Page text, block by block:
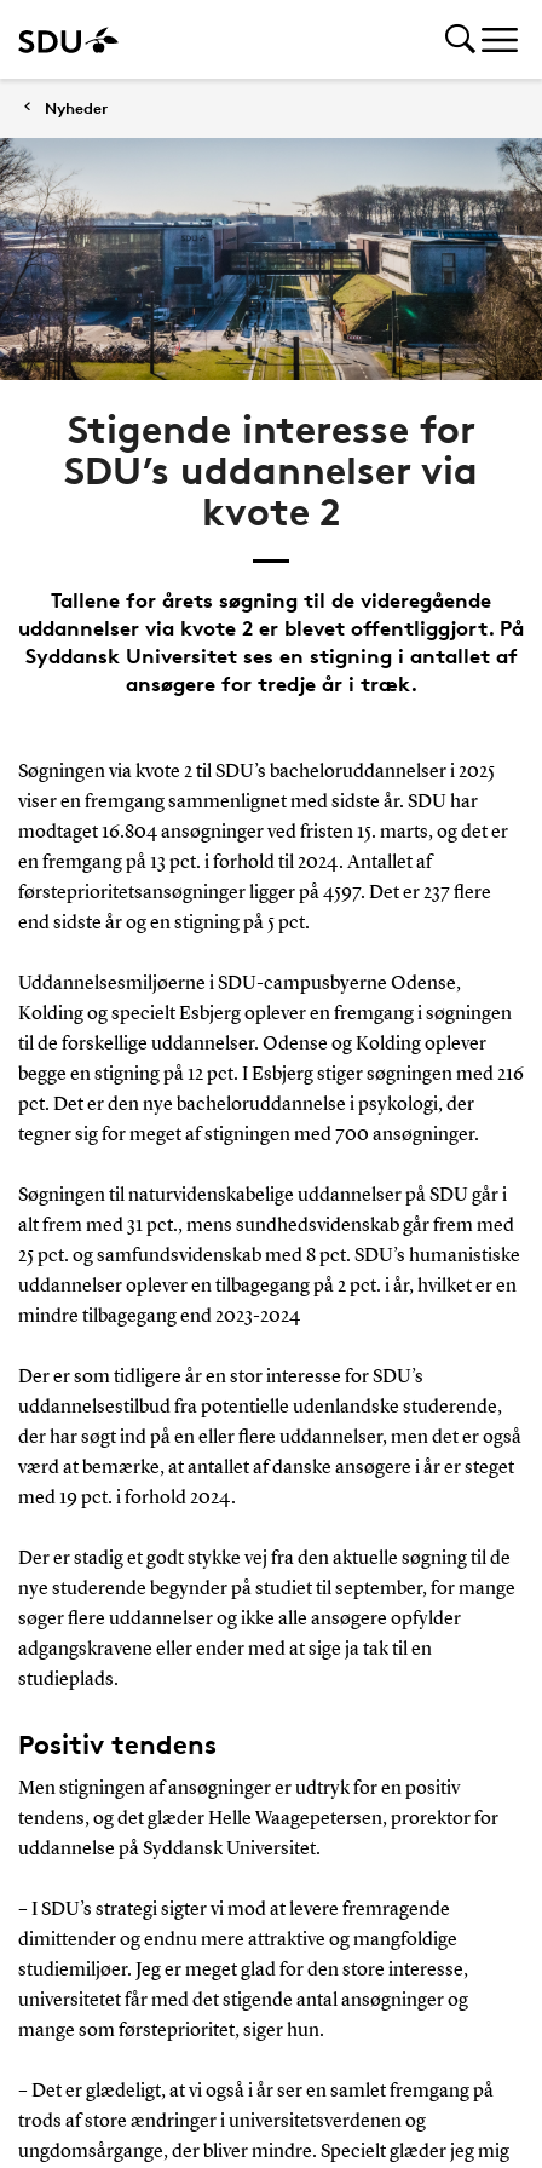
Nyheder
Stigende interesse for
SDU’s uddannelser via
kvote 2
Tallene for årets søgning til de videregående
uddannelser via kvote 2 er blevet offentliggjort. På
Syddansk Universitet ses en stigning i antallet af
ansøgere for tredje år i træk.
Søgningen via kvote 2 til SDU’s bacheloruddannelser i 2025
viser en fremgang sammenlignet med sidste år. SDU har
modtaget 16.804 ansøgninger ved fristen 15. marts, og det er
en fremgang på 13 pct. i forhold til 2024. Antallet af
førsteprioritetsansøgninger ligger på 4597. Det er 237 flere
end sidste år og en stigning på 5 pct.
Uddannelsesmiljøerne i SDU-campusbyerne Odense,
Kolding og specielt Esbjerg oplever en fremgang i søgningen
til de forskellige uddannelser. Odense og Kolding oplever
begge en stigning på 12 pct. I Esbjerg stiger søgningen med 216
pct. Det er den nye bacheloruddannelse i psykologi, der
tegner sig for meget af stigningen med 700 ansøgninger.
Søgningen til naturvidenskabelige uddannelser på SDU går i
alt frem med 31 pct., mens sundhedsvidenskab går frem med
25 pct. og samfundsvidenskab med 8 pct. SDU’s humanistiske
uddannelser oplever en tilbagegang på 2 pct. i år, hvilket er en
mindre tilbagegang end 2023-2024
Der er som tidligere år en stor interesse for SDU’s
uddannelsestilbud fra potentielle udenlandske studerende,
der har søgt ind på en eller flere uddannelser, men det er også
værd at bemærke, at antallet af danske ansøgere i år er steget
med 19 pct. i forhold 2024.
Der er stadig et godt stykke vej fra den aktuelle søgning til de
nye studerende begynder på studiet til september, for mange
søger flere uddannelser og ikke alle ansøgere opfylder
adgangskravene eller ender med at sige ja tak til en
studieplads.
Positiv tendens
Men stigningen af ansøgninger er udtryk for en positiv
tendens, og det glæder Helle Waagepetersen, prorektor for
uddannelse på Syddansk Universitet.
– I SDU’s strategi sigter vi mod at levere fremragende
dimittender og endnu mere attraktive og mangfoldige
studiemiljøer. Jeg er meget glad for den store interesse,
universitetet får med det stigende antal ansøgninger og
mange som førsteprioritet, siger hun.
– Det er glædeligt, at vi også i år ser en samlet fremgang på
trods af store ændringer i universitetsverdenen og
ungdomsårgange, der bliver mindre. Specielt glæder jeg mig